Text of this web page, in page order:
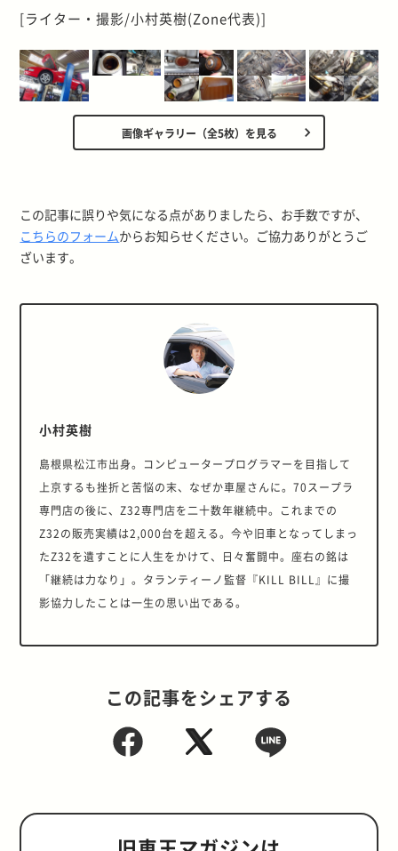
[ライター・撮影/小村英樹(Zone代表)]
画像ギャラリー（全5枚）を見る
この記事に誤りや気になる点がありましたら、お手数ですが、
こちらのフォームからお知らせください。ご協力ありがとうご
ざいます。
小村英樹
島根県松江市出身。コンピュータープログラマーを目指して
上京するも挫折と苦悩の末、なぜか車屋さんに。70スープラ
専門店の後に、Z32専門店を二十数年継続中。これまでの
Z32の販売実績は2,000台を超える。今や旧車となってしまっ
たZ32を遺すことに人生をかけて、日々奮闘中。座右の銘は
「継続は力なり」。タランティーノ監督『KILL BILL』に撮
影協力したことは一生の思い出である。
この記事をシェアする